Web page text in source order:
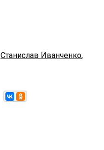
Станислав Иванченко,